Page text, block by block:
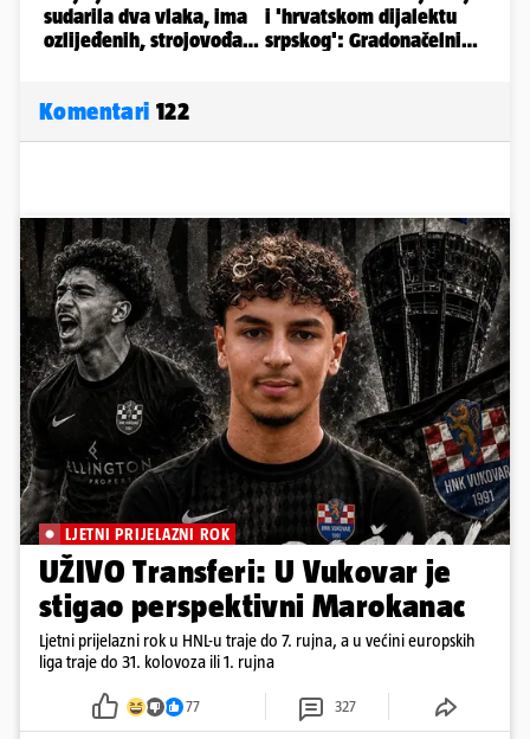
Komentari 122
LJETNI PRIJELAZNI ROK
UŽIVO Transferi: U Vukovar je
stigao perspektivni Marokanac
Ljetni prijelazni rok u HNL-u traje do 7. rujna, a u većini europskih
liga traje do 31. kolovoza ili 1. rujna
77 327